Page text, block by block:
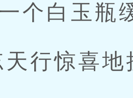
个白玉瓶
行惊喜地